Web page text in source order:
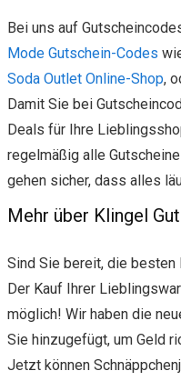
Bei uns auf
Mode Gutschein-Codes
Soda Outlet Online-Shop,
Damit Sie bei
Deals für Ihre
regelmäßig alle
gehen sicher, dass alles
Mehr über Klingel
Sind Sie bereit, die besten
Der Kauf Ihrer
möglich! Wir haben die
Sie hinzugefügt, um Geld
Jetzt können